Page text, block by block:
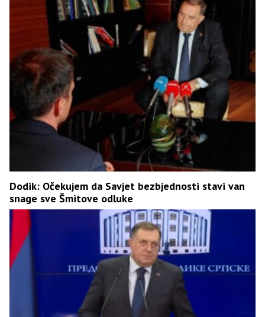
Dodik: Očekujem da Savjet bezbjednosti stavi van
snage sve Šmitove odluke